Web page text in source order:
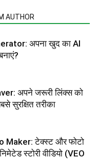
AUTHOR
अपना खुद का AI
अपने जरूरी लिंक्स को
सुरक्षित तरीका
Maker: टेक्स्ट और फोटो
स्टोरी वीडियो (VEO